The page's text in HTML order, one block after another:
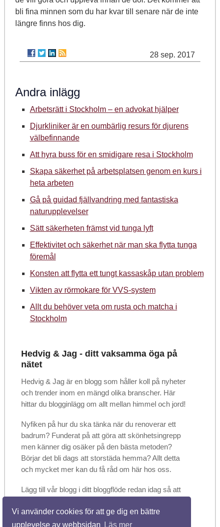
Vi använder cookies för att ge dig en bättre
upplevelse av webbsidan
Läs mer
bli fina minnen som du har kvar till senare när de inte
längre finns hos dig.
28 sep. 2017
Andra inlägg
Arbetsrätt i Stockholm – en advokat hjälper
Djurkliniker är en oumbärlig resurs för djurens
välbefinnande
Att hyra buss för en smidigare resa i Stockholm
Skapa säkerhet på arbetsplatsen genom en kurs i
heta arbeten
Gå på guidad fjällvandring med fantastiska
naturupplevelser
Sätt säkerheten främst vid tunga lyft
Effektivitet och säkerhet när man ska flytta tunga
föremål
Konsten att flytta ett tungt kassaskåp utan problem
Vikten av rörmokare för VVS-system
Allt du behöver veta om rusta och matcha i
Stockholm
Hedvig & Jag - ditt vaksamma öga på
nätet
Hedvig & Jag är en blogg som håller koll på nyheter
och trender inom en mängd olika branscher. Här
hittar du blogginlägg om allt mellan himmel och jord!
Nyfiken på hur du ska tänka när du renoverar ett
badrum? Funderat på att göra att skönhetsingrepp
men känner dig osäker på den bästa metoden?
Börjar det bli dags att storstäda hemma? Allt detta
och mycket mer kan du få råd om här hos oss.
Lägg till vår blogg i ditt bloggflöde redan idag så att
gärna artiklarna med vänner och bekanta när du
hittar något som du tycker är användbart!